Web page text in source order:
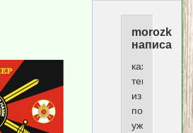
morozka
кажется,
тема
из
уже